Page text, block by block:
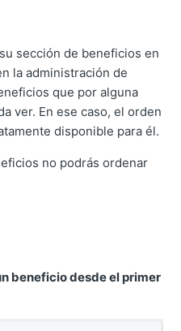
sección de beneficios en
la administración de
que por alguna
ver. En ese caso, el orden
disponible para él.
no podrás ordenar
beneficio desde el primer